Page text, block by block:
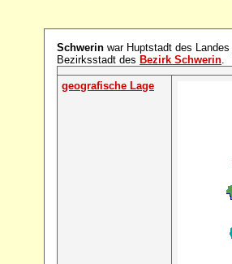
Schwerin war Huptstadt des Landes
Bezirksstadt des Bezirk Schwerin
geografische Lage